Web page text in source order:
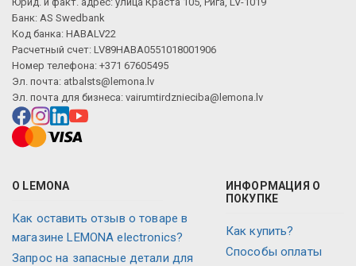
Банк: AS Swedbank
Код банка: HABALV22
Расчетный счет: LV89HABA0551018001906
Номер телефона: +371 67605495
Эл. почта: atbalsts@lemona.lv
Эл. почта для бизнеса: vairumtirdznieciba@lemona.lv
О LEMONA
Как оставить отзыв о товаре в
магазине LEMONA electronics?
Запрос на запасные детали для
ИНФОРМАЦИЯ О
ПОКУПКЕ
Как купить?
Способы оплаты